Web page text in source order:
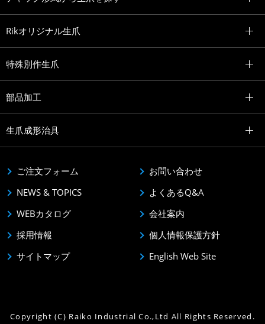
Rikオリジナル生爪
特殊別作生爪
部品加工
生爪成形治具
ご注文フォーム
お問い合わせ
NEWS & TOPICS
よくあるQ&A
WEBカタログ
会社案内
採用情報
個人情報保護方針
サイトマップ
English Web Site
Copyright (C) Raiko Industrial Co.,Ltd All Rights Reserved.